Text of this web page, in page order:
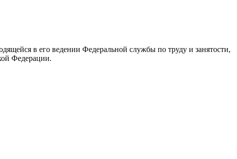
в его ведении Федеральной службы по труду и занятости,
Федерации.